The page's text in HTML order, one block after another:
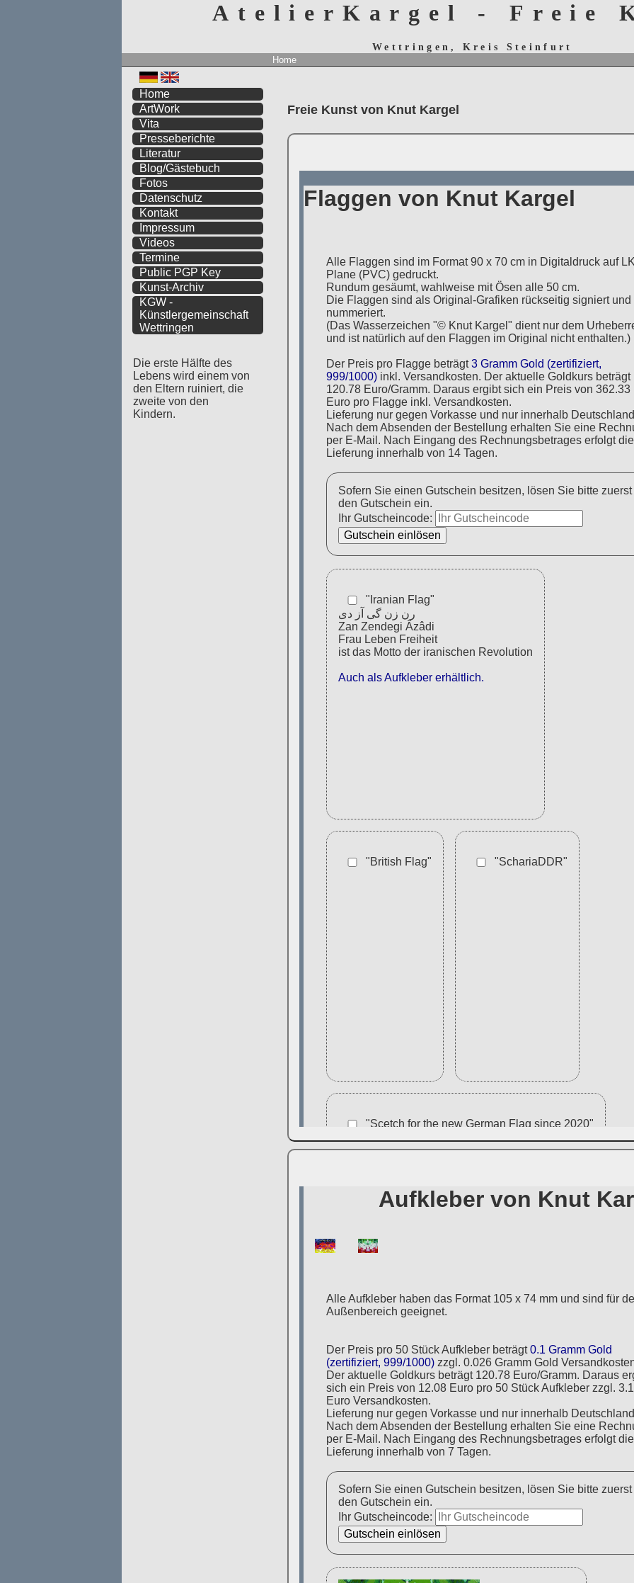
AtelierKargel - Freie
Wettringen, Kreis Steinfurt
Home
Freie Kunst von Knut Kargel
Home
ArtWork
Vita
Presseberichte
Literatur
Blog/Gästebuch
Fotos
Datenschutz
Kontakt
Impressum
Videos
Termine
Public PGP Key
Kunst-Archiv
KGW -
Künstlergemeinschaft
Wettringen
Die erste Hälfte des
Lebens wird einem von
den Eltern ruiniert, die
zweite von den
Kindern.